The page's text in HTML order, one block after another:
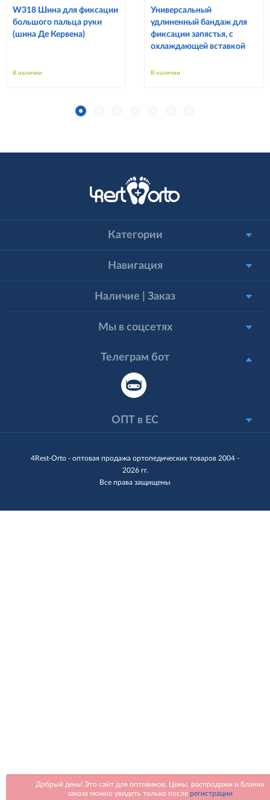
Добрый день! Это сайт для оптовиков. Цены, распродажи и бланки
заказа можно увидеть только после регистрации
W318 Шина для фиксации
большого пальца руки
(шина Де Кервена)
В наличии
Универсальный
удлиненный бандаж для
фиксации запястья, с
охлаждающей вставкой
В наличии
4Rest-Orto - оптовая продажа ортопедических товаров 2004 -
2026 гг.
Все права защищены
Категории
Навигация
Наличие | Заказ
Мы в соцсетях
Телеграм бот
ОПТ в ЕС